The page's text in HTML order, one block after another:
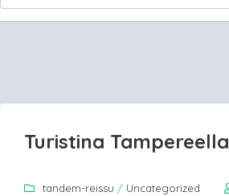
CONTENT
Turistina Tampereella
tandem-reissu / Uncategorized